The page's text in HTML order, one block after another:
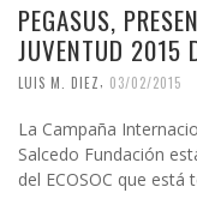
PEGASUS,
JUVENTUD 2015
LUIS M. DIEZ, 03/02/2015
La Campaña
Salcedo Fundación
del ECOSOC que